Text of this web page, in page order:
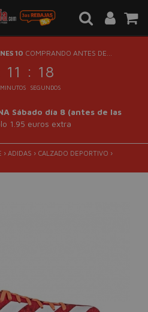
10 COMPRANDO ANTES DE...
11 : 17
MINUTOS SEGUNDOS
Sábado día 8 (antes de las
1.95 euros extra
› ADIDAS › CALZADO DEPORTIVO ›